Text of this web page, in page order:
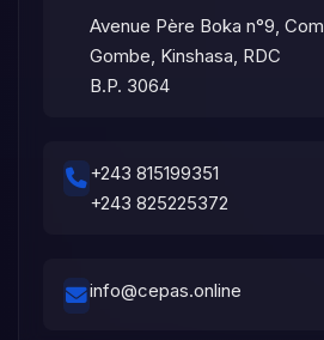
Avenue Père Boka n°9,
Gombe, Kinshasa, RDC
B.P. 3064
+243 815199351
+243 825225372
info@cepas.online